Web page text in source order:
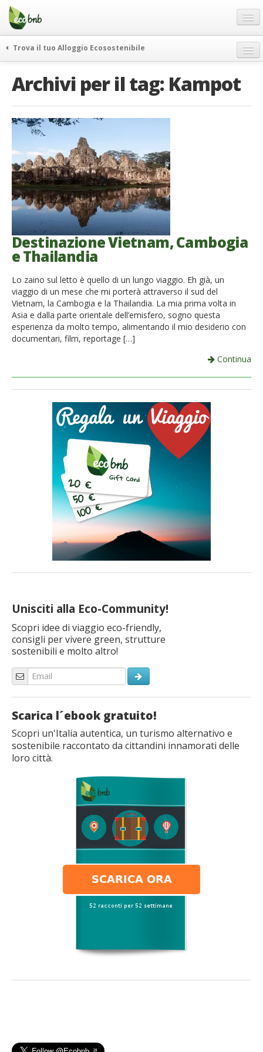
Menu
Salta
contenuto
Offerte Speciali
Regali
FAQ
Chi Siamo
Contatti
Italiano
German
English
Spanish
French
Italiano
Trova il tuo Alloggio Ecosostenibile
itinerari
vivere e viaggiare verde
news ed eventi
ecohotel
rassegna stampa
Archivi per il tag: Kampot
Destinazione Vietnam, Cambogia
e Thailandia
Lo zaino sul letto è quello di un lungo viaggio. Eh già, un
viaggio di un mese che mi porterà attraverso il sud del
Vietnam, la Cambogia e la Thailandia. La mia prima volta in
Asia e dalla parte orientale dell’emisfero, sogno questa
esperienza da molto tempo, alimentando il mio desiderio con
documentari, film, reportage […]
Continua
Unisciti alla Eco-Community!
Scopri idee di viaggio eco-friendly,
consigli per vivere green, strutture
sostenibili e molto altro!
Scarica l´ebook gratuito!
Scopri un'Italia autentica, un turismo alternativo e
sostenibile raccontato da cittandini innamorati delle
loro città.